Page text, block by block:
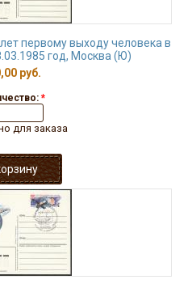
первому выходу человека в
год, Москва (Ю)
руб.
*
для заказа